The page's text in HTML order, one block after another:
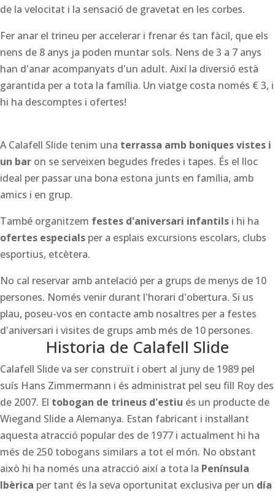
de la velocitat i la sensació de gravetat en les corbes.
Fer anar el trineu per accelerar i frenar és tan fàcil, que els
nens de 8 anys ja poden muntar sols. Nens de 3 a 7 anys
han d'anar acompanyats d'un adult. Així la diversió està
garantida per a tota la família. Un viatge costa només € 3, i
hi ha descomptes i ofertes!
A Calafell Slide tenim una terrassa amb boniques vistes i
un bar on se serveixen begudes fredes i tapes. És el lloc
ideal per passar una bona estona junts en família, amb
amics i en grup.
També organitzem festes d'aniversari infantils i hi ha
ofertes especials per a esplais excursions escolars, clubs
esportius, etcètera.
No cal reservar amb antelació per a grups de menys de 10
persones. Només venir durant l'horari d'obertura. Si us
plau, poseu-vos en contacte amb nosaltres per a festes
d'aniversari i visites de grups amb més de 10 persones.
Historia de Calafell Slide
Calafell Slide va ser construït i obert al juny de 1989 pel
suís Hans Zimmermann i és administrat pel seu fill Roy des
de 2007. El tobogan de trineus d'estiu és un producte de
Wiegand Slide a Alemanya. Estan fabricant i instal·lant
aquesta atracció popular des de 1977 i actualment hi ha
més de 250 tobogans similars a tot el món. No obstant
això hi ha només una atracció així a tota la Península
Ibèrica per tant és la seva oportunitat exclusiva per un día